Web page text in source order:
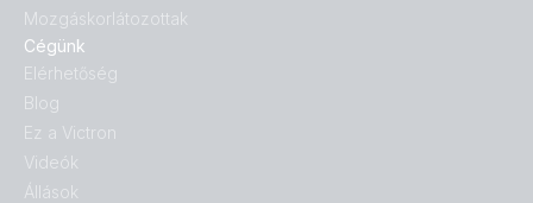
Mozgáskorlátozottak
Cégünk
Elérhetőség
Blog
Ez a Victron
Videók
Állások